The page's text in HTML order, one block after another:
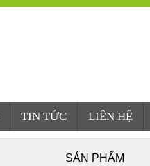
TIN TỨC LIÊN HỆ
SẢN PHẨM